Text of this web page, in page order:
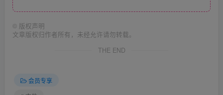
© 版权声明
文章版权归作者所有，未经允许请勿转载。
THE END
会员专享